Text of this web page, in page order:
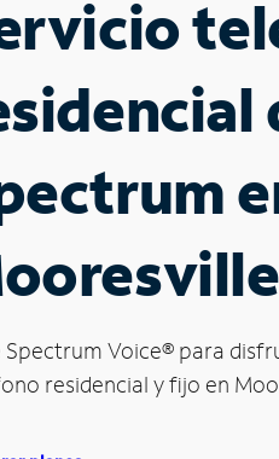
Spectrum Voice® para
residencial y fijo en